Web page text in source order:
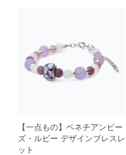
【一点もの】ベネチアンビー
ズ・ルビー デザインブレスレ
ット